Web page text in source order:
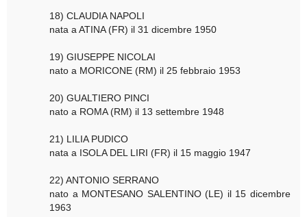
18) CLAUDIA NAPOLI
nata a ATINA (FR) il 31 dicembre 1950
19) GIUSEPPE NICOLAI
nato a MORICONE (RM) il 25 febbraio 1953
20) GUALTIERO PINCI
nato a ROMA (RM) il 13 settembre 1948
21) LILIA PUDICO
nata a ISOLA DEL LIRI (FR) il 15 maggio 1947
22) ANTONIO SERRANO
nato a MONTESANO SALENTINO (LE) il 15 dicembre
1963